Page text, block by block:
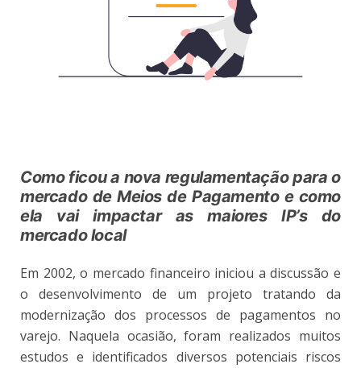
Como ficou a nova regulamentação para o
mercado de Meios de Pagamento e como
ela vai impactar as maiores IP’s do
mercado local
Em 2002, o mercado financeiro iniciou a discussão e
o desenvolvimento de um projeto tratando da
modernização dos processos de pagamentos no
varejo. Naquela ocasião, foram realizados muitos
estudos e identificados diversos potenciais riscos